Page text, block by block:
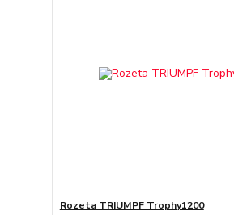
Rozeta TRIUMPF Trophy1200